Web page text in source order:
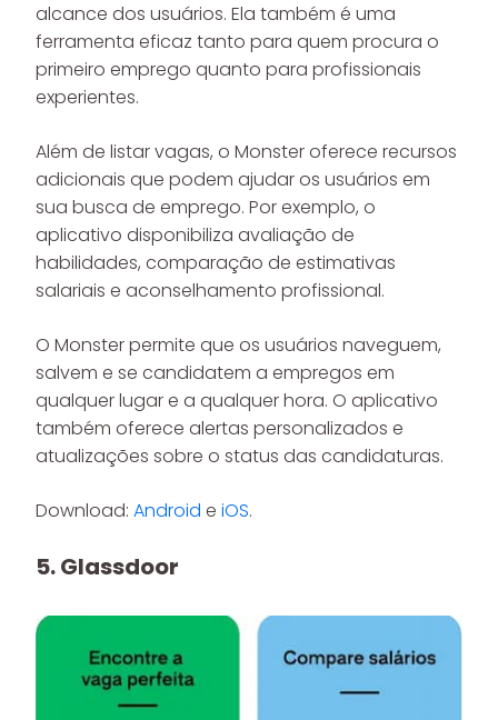
alcance dos usuários. Ela também é uma
ferramenta eficaz tanto para quem procura o
primeiro emprego quanto para profissionais
experientes.
Além de listar vagas, o Monster oferece recursos
adicionais que podem ajudar os usuários em
sua busca de emprego. Por exemplo, o
aplicativo disponibiliza avaliação de
habilidades, comparação de estimativas
salariais e aconselhamento profissional.
O Monster permite que os usuários naveguem,
salvem e se candidatem a empregos em
qualquer lugar e a qualquer hora. O aplicativo
também oferece alertas personalizados e
atualizações sobre o status das candidaturas.
Download: Android e iOS.
5. Glassdoor